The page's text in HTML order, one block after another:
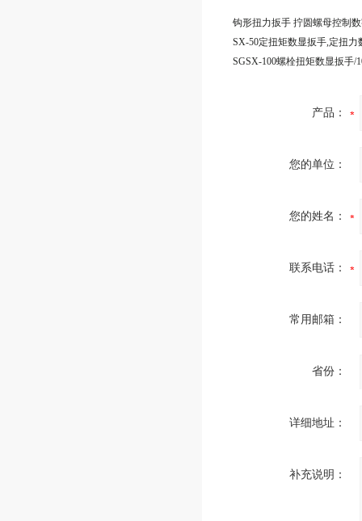
产品：
您的单位：
您的姓名：
联系电话：
常用邮箱：
省份：
详细地址：
补充说明：